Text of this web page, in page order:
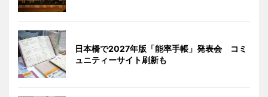
日本橋で2027年版「能率手帳」発表会 コミ
ュニティーサイト刷新も